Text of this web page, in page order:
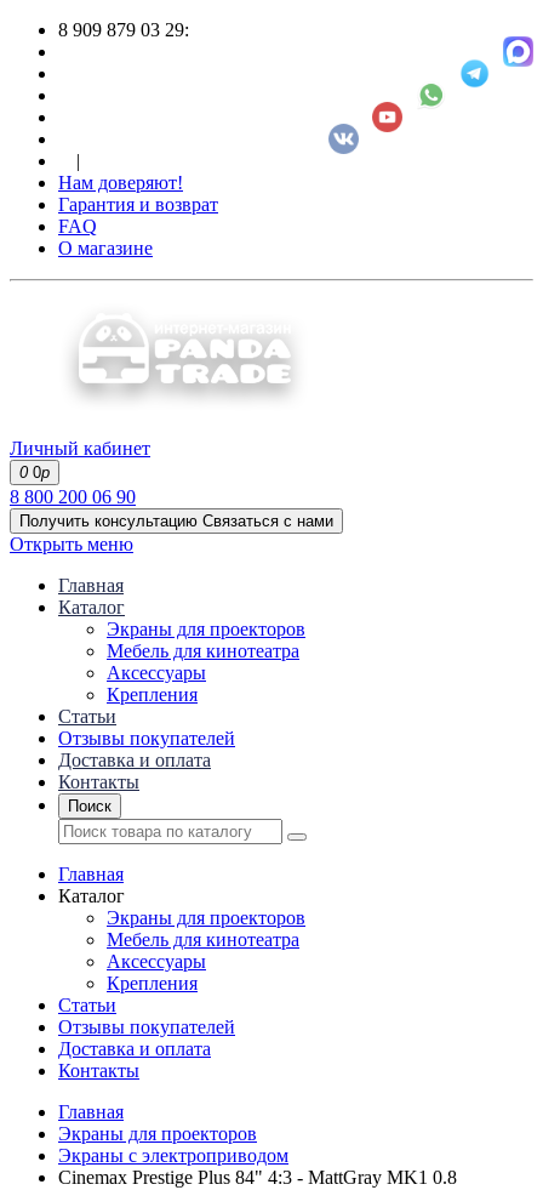
8 909 879 03 29:
|
Нам доверяют!
Гарантия и возврат
FAQ
О магазине
Личный кабинет
0 0р
8 800 200 06 90
Получить консультацию Связаться с нами
Открыть меню
Главная
Каталог
Экраны для проекторов
Mебель для кинотеатра
Аксессуары
Крепления
Статьи
Отзывы покупателей
Доставка и оплата
Контакты
Поиск
Главная
Каталог
Экраны для проекторов
Mебель для кинотеатра
Аксессуары
Крепления
Статьи
Отзывы покупателей
Доставка и оплата
Контакты
Главная
Экраны для проекторов
Экраны с электроприводом
Cinemax Prestige Plus 84" 4:3 - MattGray MK1 0.8